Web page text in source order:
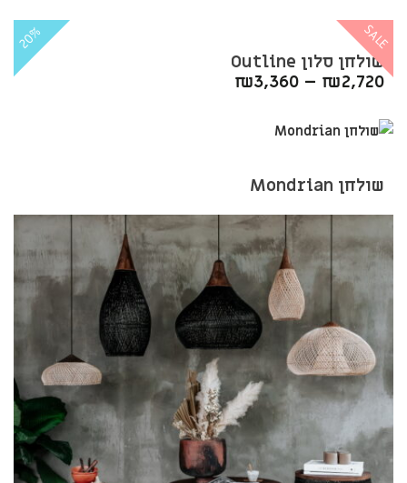
20% SALE
שולחן סלון Outline
₪2,720
–
₪3,360
שולחן Mondrian